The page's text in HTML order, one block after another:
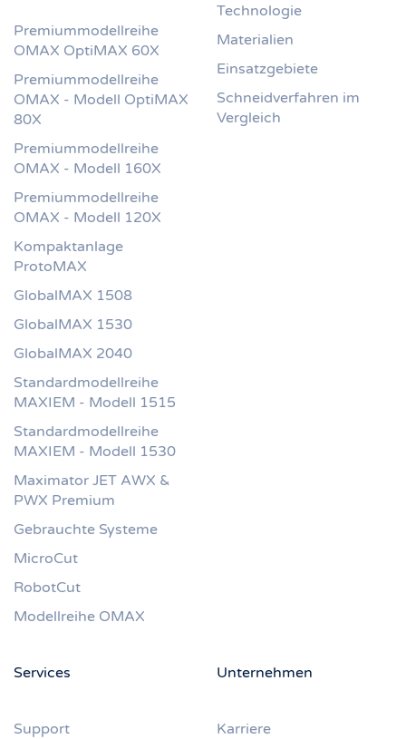
Premiummodellreihe
OMAX OptiMAX 60X
Premiummodellreihe
OMAX - Modell OptiMAX
80X
Premiummodellreihe
OMAX - Modell 160X
Premiummodellreihe
OMAX - Modell 120X
Kompaktanlage
ProtoMAX
GlobalMAX 1508
GlobalMAX 1530
GlobalMAX 2040
Standardmodellreihe
MAXIEM - Modell 1515
Standardmodellreihe
MAXIEM - Modell 1530
Maximator JET AWX &
PWX Premium
Gebrauchte Systeme
MicroCut
RobotCut
Modellreihe OMAX
Technologie
Materialien
Einsatzgebiete
Schneidverfahren im
Vergleich
Services
Support
Unternehmen
Karriere